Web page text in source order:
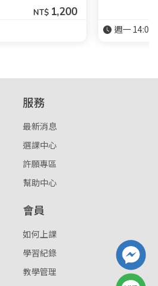
NT$ 1,200
週一
服務
最新消息
選課中心
許願專區
幫助中心
會員
如何上課
學習紀錄
教學管理